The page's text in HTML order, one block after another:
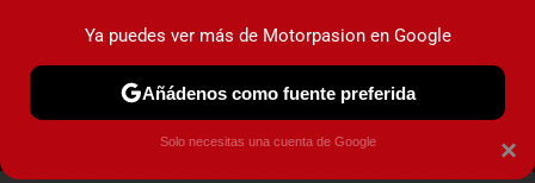
MENÚ NUEVO
COCHES ELÉCTRICOS OBSERVATORIO ×
Ya puedes ver más de Motorpasion en Google
Añádenos como fuente preferida
Solo necesitas una cuenta de Google